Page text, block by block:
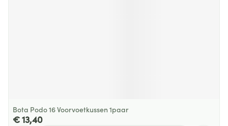
Bota Podo 16 Voorvoetkussen 1paar
€ 13,40